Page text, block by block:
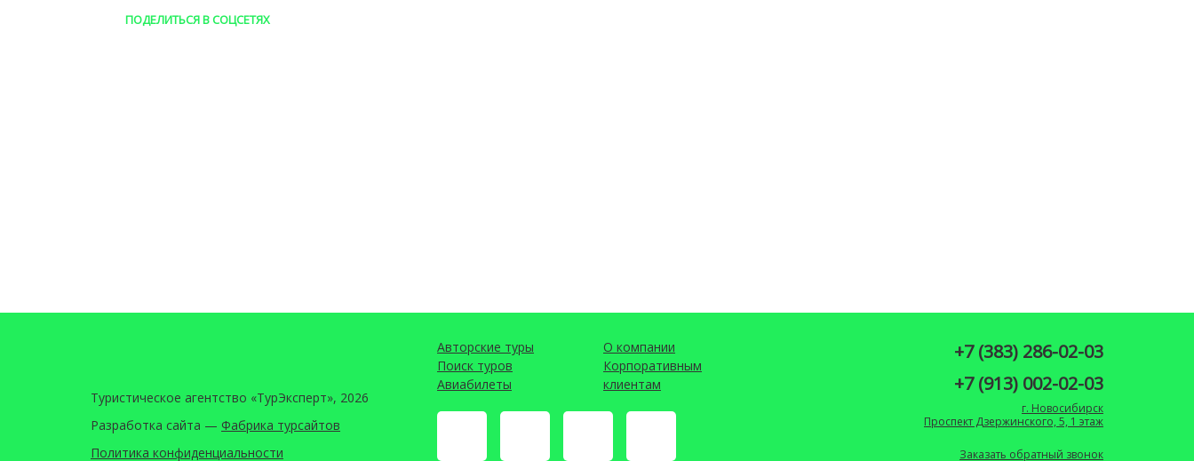
ПОДЕЛИТЬСЯ В СОЦСЕТЯХ
Туристическое агентство «ТурЭксперт», 2026
Разработка сайта — Фабрика турсайтов
Политика конфиденциальности
Авторские туры
Поиск туров
Авиабилеты
О компании
Корпоративным
клиентам
+7 (383) 286-02-03
+7 (913) 002-02-03
г. Новосибирск
Проспект Дзержинского, 5, 1 этаж
Заказать обратный звонок